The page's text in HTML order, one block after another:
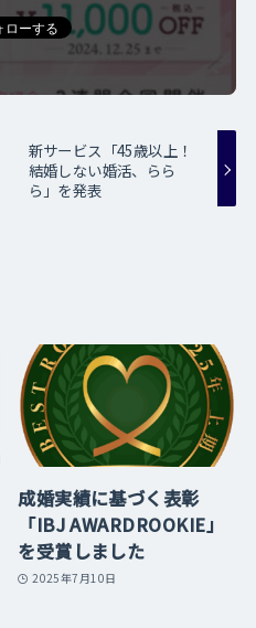
新サービス「45歳以上！
結婚しない婚活、らら
ら」を発表
成婚実績に基づく表彰
「IBJ AWARDROOKIE」
を受賞しました
2025年7月10日